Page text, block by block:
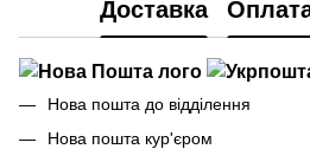
Доставка
Нова пошта до відділення
Нова пошта кур'єром